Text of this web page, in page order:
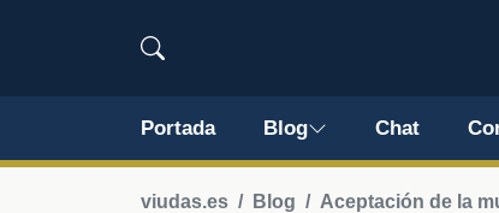
Portada Blog Chat
viudas.es Blog Aceptación de la